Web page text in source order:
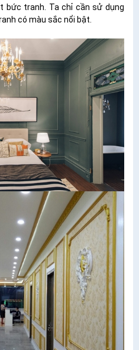
bức tranh. Ta chỉ cần sử dụng
có màu sắc nổi bật.